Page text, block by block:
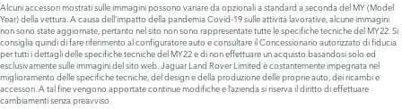
Alcuni accessori mostrati sulle immagini possono variare da opzionali a standard a seconda del MY (Model
Year) della vettura. A causa dell’impatto della pandemia Covid-19 sulle attività lavorative, alcune immagini
non sono state aggiornate, pertanto nel sito non sono rappresentate tutte le specifiche tecniche del MY22. Si
consiglia quindi di fare riferimento al configuratore auto e consultare il Concessionario autorizzato di fiducia
per tutti i dettagli delle specifiche tecniche del MY22 e di non effettuare un acquisto basandosi solo ed
esclusivamente sulle immagini del sito web. Jaguar Land Rover Limited è costantemente impegnata nel
miglioramento delle specifiche tecniche, del design e della produzione delle proprie auto, dei ricambi e
accessori. A tal fine vengono apportate continue modifiche e l’azienda si riserva il diritto di effettuare
cambiamenti senza preavviso.